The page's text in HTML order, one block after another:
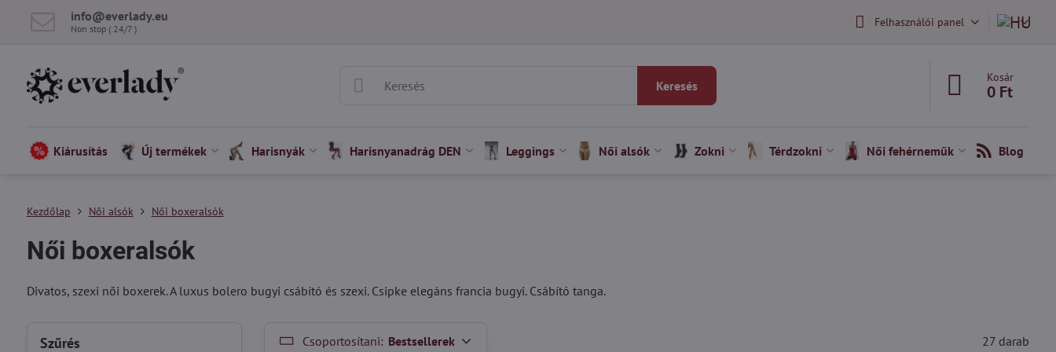
info​@everlady​.eu
Non stop ( 24/7 ) Felhasználói panel
Keresés
Kosár
0 Ft
Kiárusítás Új termékek Harisnyák Harisnyanadrág DEN Leggings Női alsók Zokni Térdzokni Női fehérneműk Blog
Kezdőlap Női alsók Női boxeralsók
Női boxeralsók
Divatos, szexi női boxerek. A luxus bolero bugyi csábító és szexi. Csipke elegáns francia bugyi. Csábító tanga.
Csoportosítani: Bestsellerek 27 darab
Szűrés